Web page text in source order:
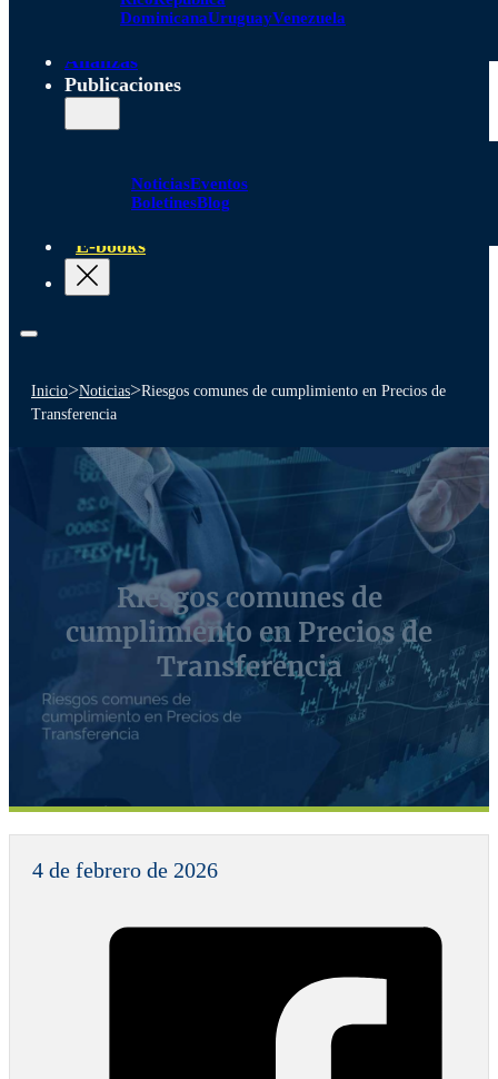
DominicanaUruguayVenezuela
Alianzas
Publicaciones
NoticiasEventos
BoletinesBlog
E-books
Inicio>Noticias>Riesgos comunes de cumplimiento en Precios de
Transferencia
Riesgos comunes de
cumplimiento en Precios de
Transferencia
4 de febrero de 2026